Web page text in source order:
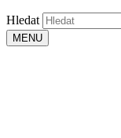
Hledat
MENU